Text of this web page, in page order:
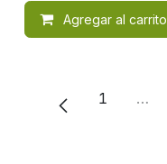
Agregar al carrito
1 …